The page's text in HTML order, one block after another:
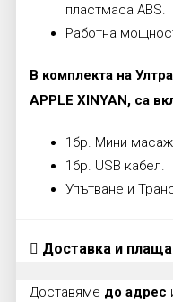
пластмаса ABS.
Работна
В комплекта на
APPLE XINYAN, са
1бр. Мини
1бр. USB кабел.
Упътване и
Доставка и
Доставяме до адрес